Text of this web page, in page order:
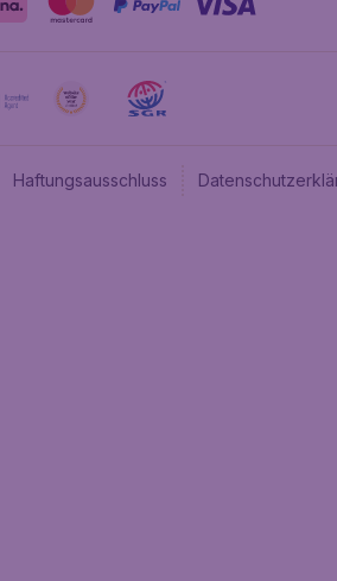
Haftungsausschluss